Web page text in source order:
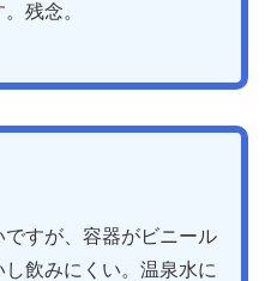
残念。
すが、容器がビニール
飲みにくい。温泉水に